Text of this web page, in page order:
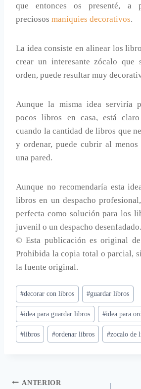
que entonces os presenté, a
preciosos maniquies decorativos.
La idea consiste en alinear los
crear un interesante zócalo que
orden, puede resultar muy
Aunque la misma idea serviría
pocos libros en casa, está
cuando la cantidad de libros que
y ordenar, puede cubrir al
una pared.
Aunque no recomendaría esta
libros en un despacho
perfecta como solución para los
juvenil o un despacho desenfadado.
© Esta publicación es original de
Prohibida la copia total o parcial,
la fuente original.
Etiquetas
de
la
entrada:
#decorar con libros #guardar libros
#idea para guardar libros #idea para
#libros #ordenar libros #zocalo de
Navegación
ANTERIOR